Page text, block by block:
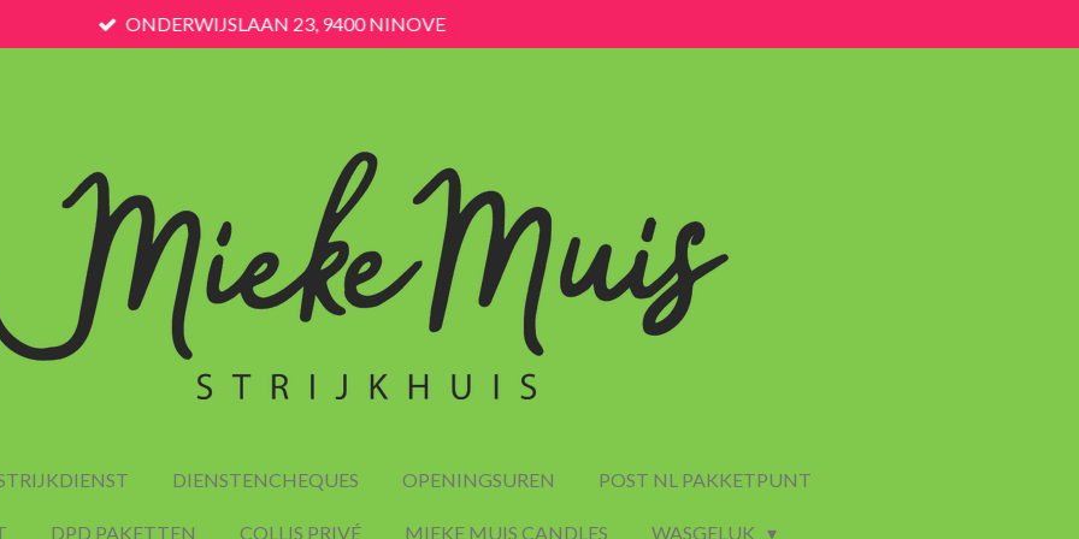
ONDERWIJSLAAN 23, 9400 NINOVE
DIENSTENCHEQUES OPENINGSUREN POST NL PAKKETPUNT
DPD PAKETTEN COLLIS PRIVÉ MIEKE MUIS CANDLES WASGELUK